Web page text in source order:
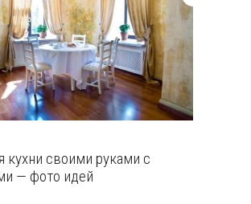
своими руками с
— фото идей